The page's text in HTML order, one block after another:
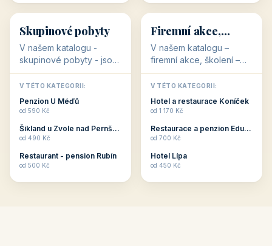
👥 32 objektů
Skupinové pobyty
V našem katalogu -
skupinové pobyty - jsou
pro Vás připraveny
objekty, které nabízí
ubytování skupin v
penzionech, hotelích a
Budete překva...
V TÉTO KATEGORII:
Penzion U Méďů
od 590 Kč
Šikland u Zvole nad Pernštejnem
od 490 Kč
Restaurant - pension Rubín
od 500 Kč
💼 31 objektů
Firemní akce,
školení
V našem katalogu –
firemní akce, školení –
jsou pro Vás připraveny
objekty, které mají
zkušenosti pořádat i
menší firemní akce a
ob...
V TÉTO KATEGORII:
Hotel a restaurace Koníček
od 1 170 Kč
Restaurace a penzion Eduard
od 700 Kč
Hotel Lípa
od 450 Kč